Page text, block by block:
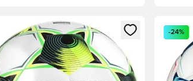
medlem
en Modal til at logge ind eller tilmelde digÅbner
-24%